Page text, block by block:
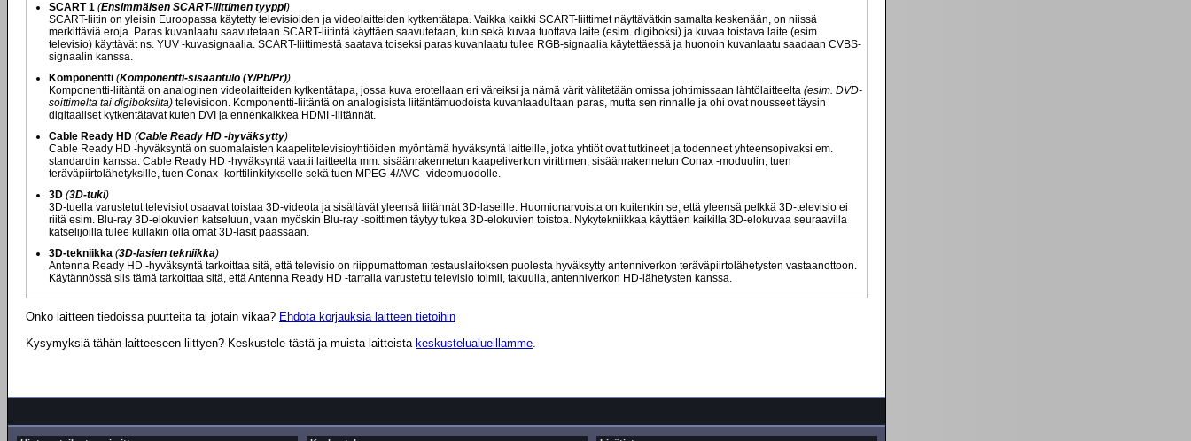
SCART 1 (Ensimmäisen SCART-liittimen tyyppi)
SCART-liitin on yleisin Euroopassa käytetty televisioiden ja videolaitteiden kytkentätapa. Vaikka kaikki SCART-liittimet näyttävätkin samalta keskenään, on niissä
merkittäviä eroja. Paras kuvanlaatu saavutetaan SCART-liitintä käyttäen saavutetaan, kun sekä kuvaa tuottava laite (esim. digiboksi) ja kuvaa toistava laite (esim.
televisio) käyttävät ns. YUV -kuvasignaalia. SCART-liittimestä saatava toiseksi paras kuvanlaatu tulee RGB-signaalia käytettäessä ja huonoin kuvanlaatu saadaan CVBS-
signaalin kanssa.
Komponentti (Komponentti-sisääntulo (Y/Pb/Pr))
Komponentti-liitäntä on analoginen videolaitteiden kytkentätapa, jossa kuva erotellaan eri väreiksi ja nämä värit välitetään omissa johtimissaan lähtölaitteelta (esim. DVD-
soittimelta tai digiboksilta) televisioon. Komponentti-liitäntä on analogisista liitäntämuodoista kuvanlaadultaan paras, mutta sen rinnalle ja ohi ovat nousseet täysin
digitaaliset kytkentätavat kuten DVI ja ennenkaikkea HDMI -liitännät.
Cable Ready HD (Cable Ready HD -hyväksytty)
Cable Ready HD -hyväksyntä on suomalaisten kaapelitelevisioyhtiöiden myöntämä hyväksyntä laitteille, jotka yhtiöt ovat tutkineet ja todenneet yhteensopivaksi em.
standardin kanssa. Cable Ready HD -hyväksyntä vaatii laitteelta mm. sisäänrakennetun kaapeliverkon virittimen, sisäänrakennetun Conax -moduulin, tuen
teräväpiirtolähetyksille, tuen Conax -korttilinkitykselle sekä tuen MPEG-4/AVC -videomuodolle.
3D (3D-tuki)
3D-tuella varustetut televisiot osaavat toistaa 3D-videota ja sisältävät yleensä liitännät 3D-laseille. Huomionarvoista on kuitenkin se, että yleensä pelkkä 3D-televisio ei
riitä esim. Blu-ray 3D-elokuvien katseluun, vaan myöskin Blu-ray -soittimen täytyy tukea 3D-elokuvien toistoa. Nykytekniikkaa käyttäen kaikilla 3D-elokuvaa seuraavilla
katselijoilla tulee kullakin olla omat 3D-lasit päässään.
3D-tekniikka (3D-lasien tekniikka)
Antenna Ready HD -hyväksyntä tarkoittaa sitä, että televisio on riippumattoman testauslaitoksen puolesta hyväksytty antenniverkon teräväpiirtolähetysten vastaanottoon.
Käytännössä siis tämä tarkoittaa sitä, että Antenna Ready HD -tarralla varustettu televisio toimii, takuulla, antenniverkon HD-lähetysten kanssa.
Onko laitteen tiedoissa puutteita tai jotain vikaa? Ehdota korjauksia laitteen tietoihin
Kysymyksiä tähän laitteeseen liittyen? Keskustele tästä ja muista laitteista keskustelualueillamme.